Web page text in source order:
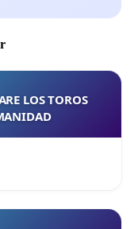
LOS TOROS